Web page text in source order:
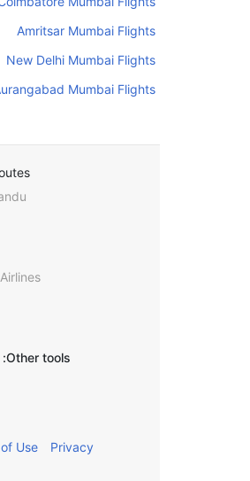
Amritsar Mumbai Flights
New Delhi Mumbai Flights
Mumbai Flights
:
Other tools:
Privacy
Use